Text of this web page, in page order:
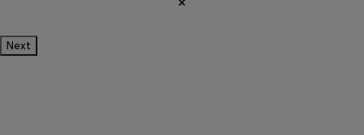
Next